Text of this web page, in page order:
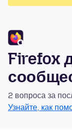
Firefox
2 вопроса за
Узнайте, как